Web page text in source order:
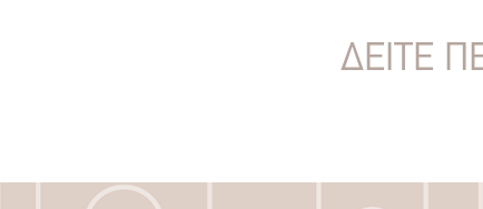
ΔΕΙΤΕ